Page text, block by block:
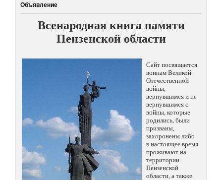
Объявление
Всенародная книга памяти
Пензенской области
Сайт посвящается
воинам Великой
Отечественной
войны,
вернувшимся и не
вернувшимся с
войны, которые
родились, были
призваны,
захоронены либо
в настоящее время
проживают на
территории
Пензенской
области, а также